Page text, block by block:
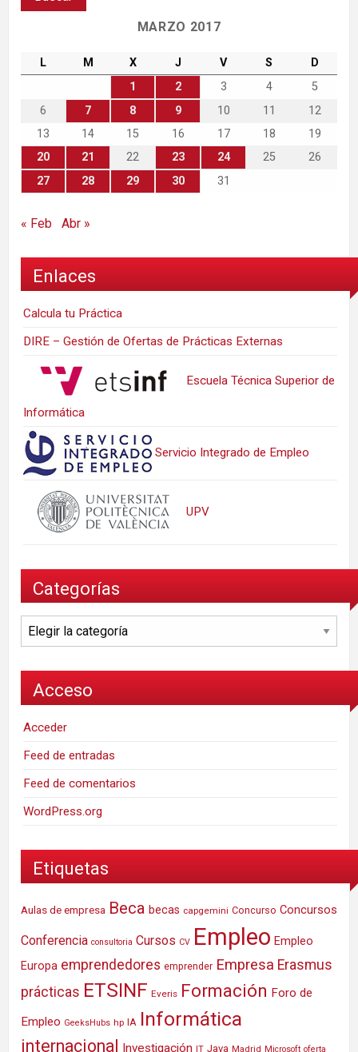
MARZO 2017
L M X J V S
D
1
2 3 4
5
6
7 8 9 10 11
12
13
14 15 16 17 18
19
20
21 22 23 24 25
26
27
28 29 30 31
« Feb Abr »
Enlaces
Calcula tu Práctica
DIRE – Gestión de Ofertas de Prácticas Externas
Escuela Técnica Superior de
Informática
Servicio Integrado de Empleo
UPV
Categorías
Categorías
Acceso
Acceder
Feed de entradas
Feed de comentarios
WordPress.org
Etiquetas
Aulas de empresa Beca becas capgemini Concurso Concursos
Conferencia consultoria Cursos CV Empleo Empleo
Europa emprendedores emprender Empresa Erasmus
prácticas ETSINF Everis Formación Foro de
Empleo GeeksHubs hp IA Informática
internacional Investigación IT Java Madrid Microsoft oferta